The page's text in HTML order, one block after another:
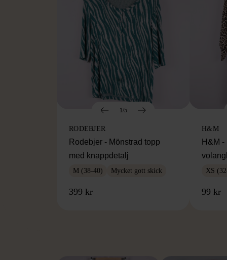
1/5
RODEBJER
Rodebjer - Mönstrad topp
med knappdetalj
M (38-40) Mycket gott skick
399 kr
H&M
H&M
XS
99 kr